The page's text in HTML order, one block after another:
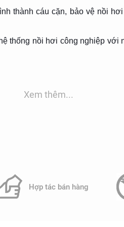
thành cáu cặn, bảo vệ nồi
thống nồi hơi công nghiệp với
mùi, tan trong nước.
hơi sử dụng nước có độ
trắng, hòa tan trong nước.
ăn mòn cho nồi hơi.
Xem thêm...
Hợp tác bán hàng